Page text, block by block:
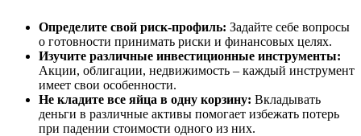
Определите свой риск-профиль: Задайте себе вопросы
о готовности принимать риски и финансовых целях.
Изучите различные инвестиционные инструменты:
Акции, облигации, недвижимость – каждый инструмент
имеет свои особенности.
Не кладите все яйца в одну корзину: Вкладывать
деньги в различные активы помогает избежать потерь
при падении стоимости одного из них.